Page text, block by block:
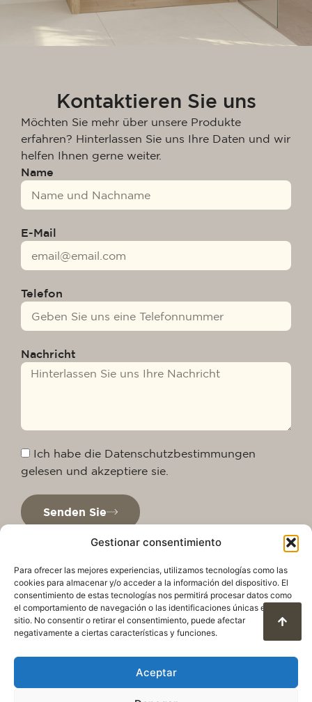
Gestionar consentimiento
Para ofrecer las mejores experiencias, utilizamos tecnologías como las
cookies para almacenar y/o acceder a la información del dispositivo. El
consentimiento de estas tecnologías nos permitirá procesar datos como
el comportamiento de navegación o las identificaciones únicas en este
sitio. No consentir o retirar el consentimiento, puede afectar
negativamente a ciertas características y funciones.
Aceptar
Kontaktieren Sie uns
Möchten Sie mehr über unsere Produkte
erfahren? Hinterlassen Sie uns Ihre Daten und wir
helfen Ihnen gerne weiter.
Name
E-Mail
Telefon
Nachricht
Ich habe die Datenschutzbestimmungen
gelesen und akzeptiere sie.
Senden Sie
Cookie-Richtlinie